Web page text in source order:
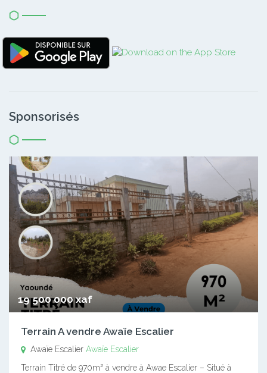
Sponsorisés
19 500 000 xaf
Terrain A vendre Awaïe Escalier
Awaïe Escalier Awaïe Escalier
Terrain Titré de 970m² à vendre à Awae Escalier – Situé à